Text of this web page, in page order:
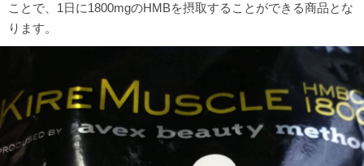
ことで、1日に1800mgのHMBを摂取することができる商品とな
ります。